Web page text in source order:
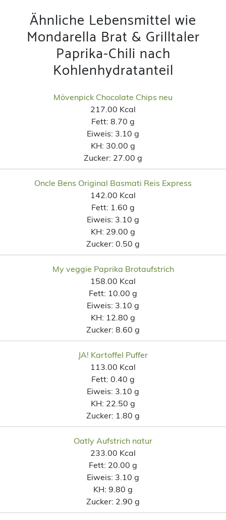
Ähnliche Lebensmittel wie
Mondarella Brat & Grilltaler
Paprika-Chili nach
Kohlenhydratanteil
Mövenpick Chocolate Chips neu
217.00 Kcal
Fett: 8.70 g
Eiweis: 3.10 g
KH: 30.00 g
Zucker: 27.00 g
Oncle Bens Original Basmati Reis Express
142.00 Kcal
Fett: 1.60 g
Eiweis: 3.10 g
KH: 29.00 g
Zucker: 0.50 g
My veggie Paprika Brotaufstrich
158.00 Kcal
Fett: 10.00 g
Eiweis: 3.10 g
KH: 12.80 g
Zucker: 8.60 g
JA! Kartoffel Puffer
113.00 Kcal
Fett: 0.40 g
Eiweis: 3.10 g
KH: 22.50 g
Zucker: 1.80 g
Oatly Aufstrich natur
233.00 Kcal
Fett: 20.00 g
Eiweis: 3.10 g
KH: 9.80 g
Zucker: 2.90 g